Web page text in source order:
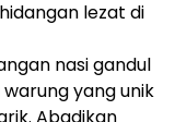
lezat di
nasi gandul
yang unik